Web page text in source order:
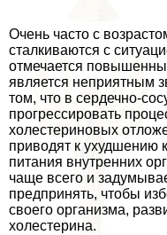
Очень часто с
сталкиваются с
отмечается
является неприятным
том, что в сердечно-
прогрессировать
холестериновых
приводят к ухудшению
питания внутренних
чаще всего и
предпринять, чтобы
своего организма,
холестерина.